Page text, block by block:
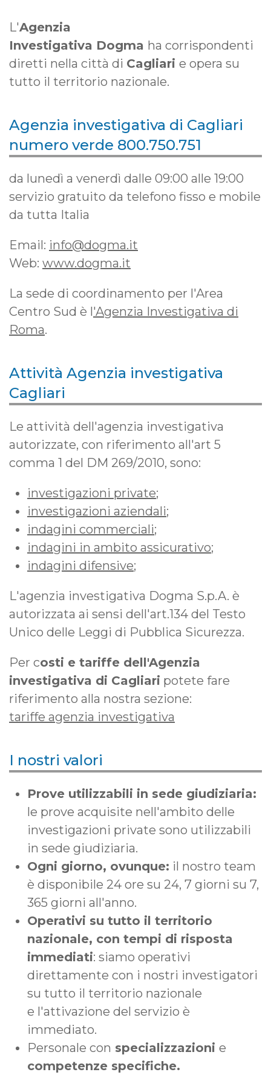
L'Agenzia
Investigativa Dogma ha corrispondenti
diretti nella città di Cagliari e opera su
tutto il territorio nazionale.
Agenzia investigativa di Cagliari
numero verde 800.750.751
da lunedì a venerdì dalle 09:00 alle 19:00
servizio gratuito da telefono fisso e mobile
da tutta Italia
Email: info@dogma.it
Web: www.dogma.it
La sede di coordinamento per l'Area
Centro Sud è l 'Agenzia Investigativa di
Roma.
Attività Agenzia investigativa
Cagliari
Le attività dell'agenzia investigativa
autorizzate, con riferimento all'art 5
comma 1 del DM 269/2010, sono:
investigazioni private;
investigazioni aziendali;
indagini commerciali;
indagini in ambito assicurativo;
indagini difensive;
L'agenzia investigativa Dogma S.p.A. è
autorizzata ai sensi dell'art.134 del Testo
Unico delle Leggi di Pubblica Sicurezza.
Per costi e tariffe dell'Agenzia
investigativa di Cagliari potete fare
riferimento alla nostra sezione:
tariffe agenzia investigativa
I nostri valori
Prove utilizzabili in sede giudiziaria:
le prove acquisite nell'ambito delle
investigazioni private sono utilizzabili
in sede giudiziaria.
Ogni giorno, ovunque: il nostro team
è disponibile 24 ore su 24, 7 giorni su 7,
365 giorni all'anno.
Operativi su tutto il territorio
nazionale, con tempi di risposta
immediati: siamo operativi
direttamente con i nostri investigatori
su tutto il territorio nazionale
e l'attivazione del servizio è
immediato.
Personale con specializzazioni e
competenze specifiche.